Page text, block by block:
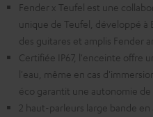
Fender x Teufel est une
unique de Teufel, développé à
des guitares et amplis Fender
Certifiée IP67, l'enceinte offre
l'eau, même en cas
éco garantit une autonomie de
2 haut-parleurs large bande